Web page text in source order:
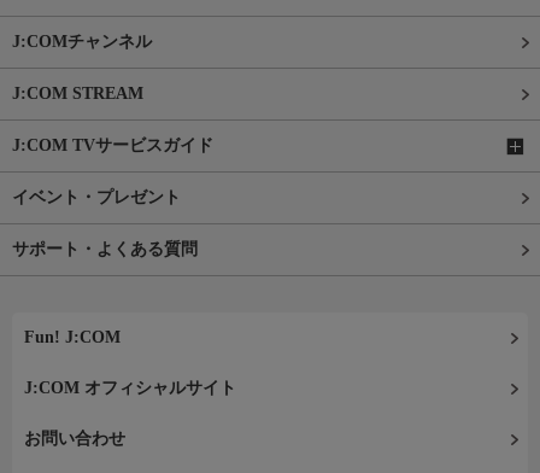
J:COMチャンネル
J:COM STREAM
J:COM TVサービスガイド
イベント・プレゼント
サポート・よくある質問
Fun! J:COM
J:COM オフィシャルサイト
お問い合わせ